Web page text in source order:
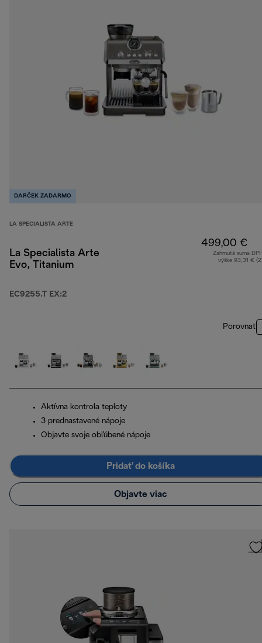
DARČEK ZADARMO
LA SPECIALISTA ARTE
La Specialista Arte
Evo, Titanium
EC9255.T EX:2
499,00 €
Zahrnutá suma
výške 93,31 €
Porovnať
Aktívna kontrola teploty
3 prednastavené nápoje
Objavte svoje obľúbené nápoje
Pridať do košíka
Objavte viac